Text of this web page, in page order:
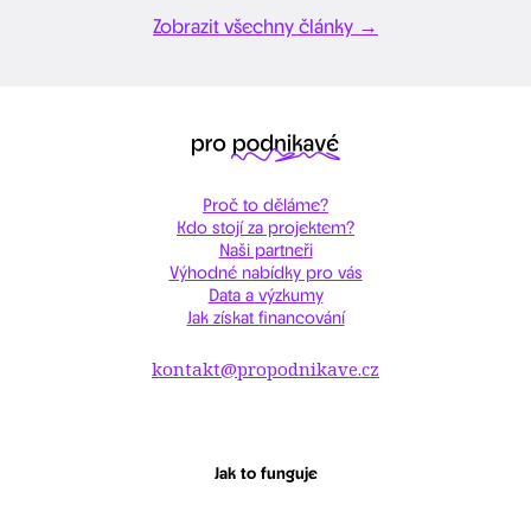
Zobrazit všechny články →
Proč to děláme?
Kdo stojí za projektem?
Naši partneři
Výhodné nabídky pro vás
Data a výzkumy
Jak získat financování
kontakt@propodnikave.cz
Jak to funguje